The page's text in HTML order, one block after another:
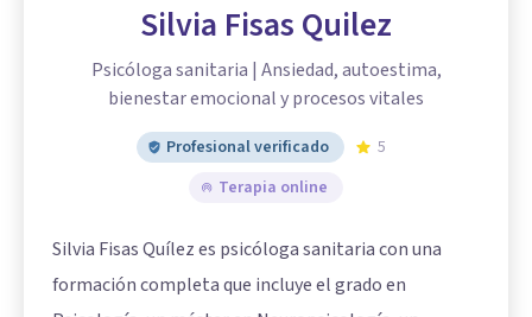
Silvia Fisas Quilez
Psicóloga sanitaria | Ansiedad, autoestima,
bienestar emocional y procesos vitales
Profesional verificado
5
Terapia online
Silvia Fisas Quílez es psicóloga sanitaria con una
formación completa que incluye el grado en